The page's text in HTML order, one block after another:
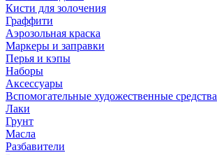
Кисти для золочения
Граффити
Аэрозольная краска
Маркеры и заправки
Перья и кэпы
Наборы
Аксессуары
Вспомогательные художественные средства
Лаки
Грунт
Масла
Разбавители